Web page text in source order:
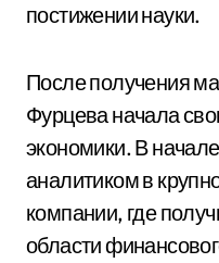
постижении науки.
После получения
Фурцева начала
экономики. В
аналитиком в
компании, где
области